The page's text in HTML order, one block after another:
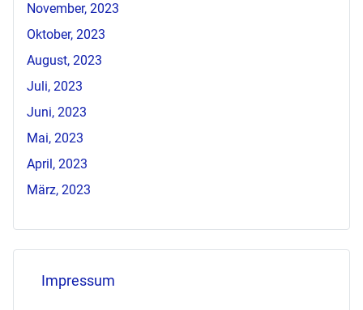
November, 2023
Oktober, 2023
August, 2023
Juli, 2023
Juni, 2023
Mai, 2023
April, 2023
März, 2023
Impressum